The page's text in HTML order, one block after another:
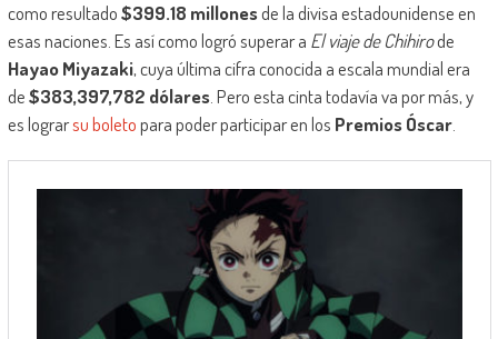
como resultado$399.18 millonesde la divisa estadounidense en
esas naciones. Es así como logró superar a El viaje de Chihirode
Hayao Miyazaki, cuya última cifra conocida a escala mundial era
de$383,397,782 dólares. Pero esta cinta todavía va por más, y
es lograrsu boletopara poder participar en los Premios Óscar.